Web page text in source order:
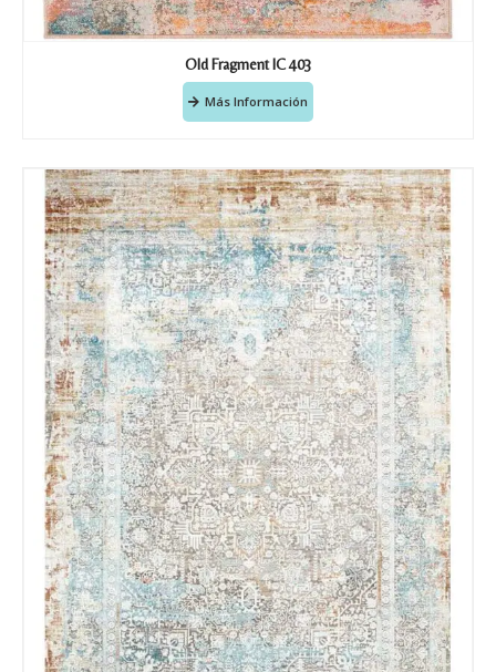
Old Fragment IC 403
Más Información